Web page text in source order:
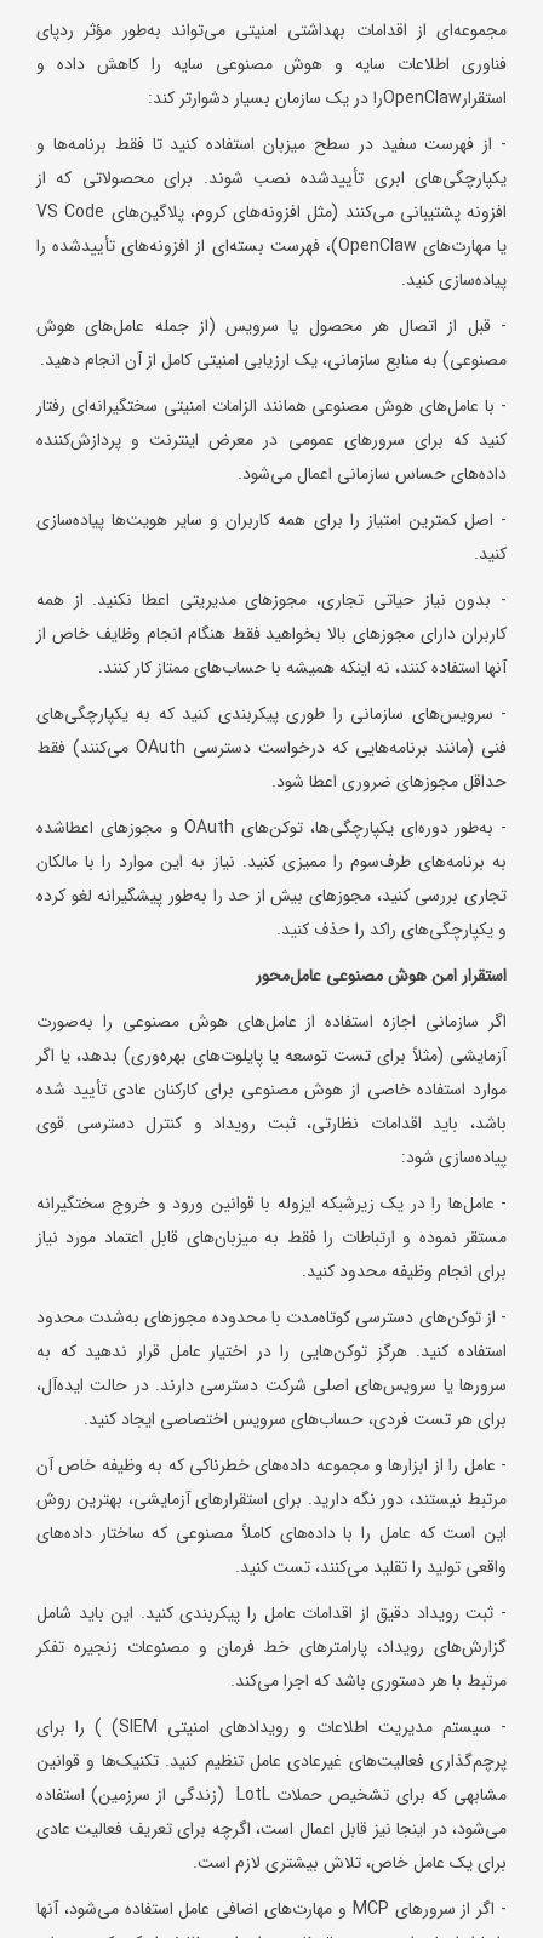
مجموعه‌ای از اقدامات بهداشتی امنیتی می‌تواند به‌طور مؤثر ردپای
فناوری اطلاعات سایه و هوش مصنوعی سایه را کاهش داده و
استقرارOpenClawرا در یک سازمان بسیار دشوارتر کند:
- از فهرست سفید در سطح میزبان استفاده کنید تا فقط برنامه‌ها و
یکپارچگی‌های ابری تأییدشده نصب شوند. برای محصولاتی که از
افزونه پشتیبانی می‌کنند (مثل افزونه‌های کروم، پلاگین‌های VS Code
یا مهارت‌های OpenClaw)، فهرست بسته‌ای از افزونه‌های تأییدشده را
پیاده‌سازی کنید.
- قبل از اتصال هر محصول یا سرویس (از جمله عامل‌های هوش
مصنوعی) به منابع سازمانی، یک ارزیابی امنیتی کامل از آن انجام دهید.
- با عامل‌های هوش مصنوعی همانند الزامات امنیتی سختگیرانه‌ای رفتار
کنید که برای سرورهای عمومی در معرض اینترنت و پردازش‌کننده
داده‌های حساس سازمانی اعمال می‌شود.
- اصل کمترین امتیاز را برای همه کاربران و سایر هویت‌ها پیاده‌سازی
کنید.
- بدون نیاز حیاتی تجاری، مجوزهای مدیریتی اعطا نکنید. از همه
کاربران دارای مجوزهای بالا بخواهید فقط هنگام انجام وظایف خاص از
آنها استفاده کنند، نه اینکه همیشه با حساب‌های ممتاز کار کنند.
- سرویس‌های سازمانی را طوری پیکربندی کنید که به یکپارچگی‌های
فنی (مانند برنامه‌هایی که درخواست دسترسی OAuth می‌کنند) فقط
حداقل مجوزهای ضروری اعطا شود.
- به‌طور دوره‌ای یکپارچگی‌ها، توکن‌های OAuth و مجوزهای اعطاشده
به برنامه‌های طرف‌سوم را ممیزی کنید. نیاز به این موارد را با مالکان
تجاری بررسی کنید، مجوزهای بیش از حد را به‌طور پیشگیرانه لغو کرده
و یکپارچگی‌های راکد را حذف کنید.
استقرار امن هوش مصنوعی عامل‌محور
اگر سازمانی اجازه استفاده از عامل‌های هوش مصنوعی را به‌صورت
آزمایشی (مثلاً برای تست توسعه یا پایلوت‌های بهره‌وری) بدهد، یا اگر
موارد استفاده خاصی از هوش مصنوعی برای کارکنان عادی تأیید شده
باشد، باید اقدامات نظارتی، ثبت رویداد و کنترل دسترسی قوی
پیاده‌سازی شود:
- عامل‌ها را در یک زیرشبکه ایزوله با قوانین ورود و خروج سختگیرانه
مستقر نموده و ارتباطات را فقط به میزبان‌های قابل اعتماد مورد نیاز
برای انجام وظیفه محدود کنید.
- از توکن‌های دسترسی کوتاه‌مدت با محدوده مجوزهای به‌شدت محدود
استفاده کنید. هرگز توکن‌هایی را در اختیار عامل قرار ندهید که به
سرورها یا سرویس‌های اصلی شرکت دسترسی دارند. در حالت ایده‌آل،
برای هر تست فردی، حساب‌های سرویس اختصاصی ایجاد کنید.
- عامل را از ابزارها و مجموعه داده‌های خطرناکی که به وظیفه خاص آن
مرتبط نیستند، دور نگه دارید. برای استقرارهای آزمایشی، بهترین روش
این است که عامل را با داده‌های کاملاً مصنوعی که ساختار داده‌های
واقعی تولید را تقلید می‌کنند، تست کنید.
- ثبت رویداد دقیق از اقدامات عامل را پیکربندی کنید. این باید شامل
گزارش‌های رویداد، پارامترهای خط فرمان و مصنوعات زنجیره تفکر
مرتبط با هر دستوری باشد که اجرا می‌کند.
- سیستم مدیریت اطلاعات و رویدادهای امنیتی SIEM) ) را برای
پرچم‌گذاری فعالیت‌های غیرعادی عامل تنظیم کنید. تکنیک‌ها و قوانین
مشابهی که برای تشخیص حملات LotL (زندگی از سرزمین) استفاده
می‌شود، در اینجا نیز قابل اعمال است، اگرچه برای تعریف فعالیت عادی
برای یک عامل خاص، تلاش بیشتری لازم است.
- اگر از سرورهای MCP و مهارت‌های اضافی عامل استفاده می‌شود، آنها